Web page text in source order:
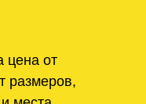
цена от
размеров,